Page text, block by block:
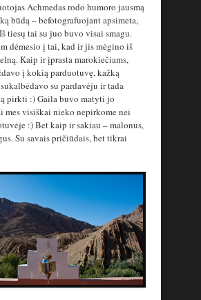
Achmedas rodo humoro jausmą
būdą – befotografuojant apsimeta,
tiesų tai su juo buvo visai smagu.
dėmesio į tai, kad ir jis mėgino iš
Kaip ir įprasta marokiečiams,
į kokią parduotuvę, kažką
su pardavėju ir tada
pirkti :) Gaila buvo matyti jo
mes visiškai nieko nepirkome nei
:) Bet kaip ir sakiau – malonus,
Su savais pričiūdais, bet tikrai